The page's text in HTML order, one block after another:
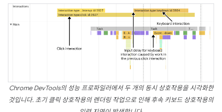
Chrome DevTools의 성능 프로파일러에서 두 개의 동시 상호작용을 시각화한
것입니다. 초기 클릭 상호작용의 렌더링 작업으로 인해 후속 키보드 상호작용의